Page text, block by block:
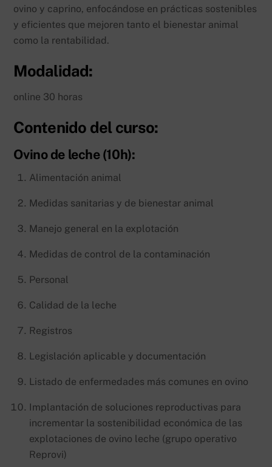
ovino y caprino, enfocándose en prácticas sostenibles
y eficientes que mejoren tanto el bienestar animal
como la rentabilidad.
Modalidad:
online 30 horas
Contenido del curso:
Ovino de leche (10h):
Alimentación animal
Medidas sanitarias y de bienestar animal
Manejo general en la explotación
Medidas de control de la contaminación
Personal
Calidad de la leche
Registros
Legislación aplicable y documentación
Listado de enfermedades más comunes en ovino
Implantación de soluciones reproductivas para
incrementar la sostenibilidad económica de las
explotaciones de ovino leche (grupo operativo
Reprovi)